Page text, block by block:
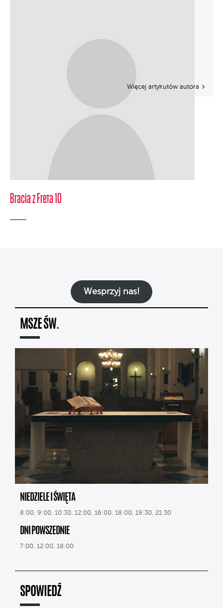
Bracia z Freta 10
Więcej artykułów autora
Wesprzyj nas!
MSZE ŚW.
NIEDZIELE I ŚWIĘTA
8:00, 9:00, 10:30, 12:00, 16:00, 18:00, 19:30, 21:30
DNI POWSZEDNIE
7:00, 12:00, 18:00
SPOWIEDŹ